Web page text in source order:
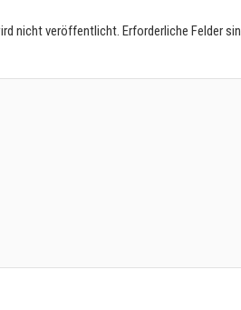
nicht veröffentlicht. Erforderliche Felder